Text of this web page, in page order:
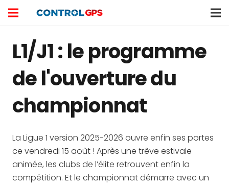
L1/J1 : le programme
de l'ouverture du
championnat
La Ligue 1 version 2025-2026 ouvre enfin ses portes
ce vendredi 15 août ! Après une trêve estivale
animée, les clubs de l’élite retrouvent enfin la
compétition. Et le championnat démarre avec un